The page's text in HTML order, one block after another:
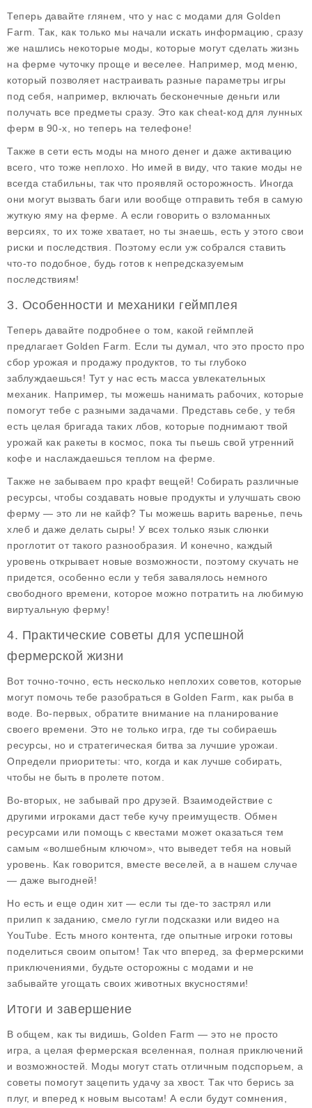
Теперь давайте глянем, что у нас с модами для Golden
Farm . Так, как только мы начали искать информацию, сразу
же нашлись некоторые моды, которые могут сделать жизнь
на ферме чуточку проще и веселее. Например, мод меню
который позволяет настраивать разные параметры игры
под себя, например, включать бесконечные деньги или
получать все предметы сразу. Это как cheat-код для лунных
ферм в 90-х, но теперь на телефоне!
Также в сети есть моды на много денег и даже активацию
всего , что тоже неплохо. Но имей в виду, что такие моды не
всегда стабильны, так что проявляй осторожность. Иногда
они могут вызвать баги или вообще отправить тебя в самую
жуткую яму на ферме. А если говорить о взломанных
версиях, то их тоже хватает, но ты знаешь, есть у этого свои
риски и последствия. Поэтому если уж собрался ставить
что-то подобное, будь готов к непредсказуемым
последствиям!
3. Особенности и механики геймплея
Теперь давайте подробнее о том, какой геймплей
предлагает Golden Farm . Если ты думал, что это просто про
сбор урожая и продажу продуктов, то ты глубоко
заблуждаешься! Тут у нас есть масса увлекательных
механик. Например, ты можешь нанимать рабочих, которые
помогут тебе с разными задачами. Представь себе, у тебя
есть целая бригада таких лбов, которые поднимают твой
урожай как ракеты в космос, пока ты пьешь свой утренний
кофе и наслаждаешься теплом на ферме.
Также не забываем про крафт вещей! Собирать различные
ресурсы, чтобы создавать новые продукты и улучшать свою
ферму — это ли не кайф? Ты можешь варить варенье, печь
хлеб и даже делать сыры! У всех только язык слюнки
проглотит от такого разнообразия. И конечно, каждый
уровень открывает новые возможности, поэтому скучать не
придется, особенно если у тебя завалялось немного
свободного времени, которое можно потратить на любимую
виртуальную ферму!
4. Практические советы для успешной
фермерской жизни
Вот точно-точно, есть несколько неплохих советов, которые
могут помочь тебе разобраться в Golden Farm , как рыба в
воде. Во-первых, обратите внимание на планирование
своего времени. Это не только игра, где ты собираешь
ресурсы, но и стратегическая битва за лучшие урожаи.
Определи приоритеты: что, когда и как лучше собирать,
чтобы не быть в пролете потом.
Во-вторых, не забывай про друзей. Взаимодействие с
другими игроками даст тебе кучу преимуществ. Обмен
ресурсами или помощь с квестами может оказаться тем
самым «волшебным ключом», что выведет тебя на новый
уровень. Как говорится, вместе веселей, а в нашем случае
— даже выгодней!
Но есть и еще один хит — если ты где-то застрял или
прилип к заданию, смело гугли подсказки или видео на
YouTube. Есть много контента, где опытные игроки готовы
поделиться своим опытом! Так что вперед, за фермерскими
приключениями, будьте осторожны с модами и не
забывайте угощать своих животных вкусностями!
Итоги и завершение
В общем, как ты видишь, Golden Farm — это не просто
игра, а целая фермерская вселенная, полная приключений
и возможностей. Моды могут стать отличным подспорьем, а
советы помогут зацепить удачу за хвост. Так что берись за
плуг, и вперед к новым высотам! А если будут сомнения,